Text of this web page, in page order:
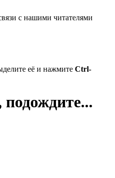
с нашими читателями
её и нажмите Ctrl-
подождите...